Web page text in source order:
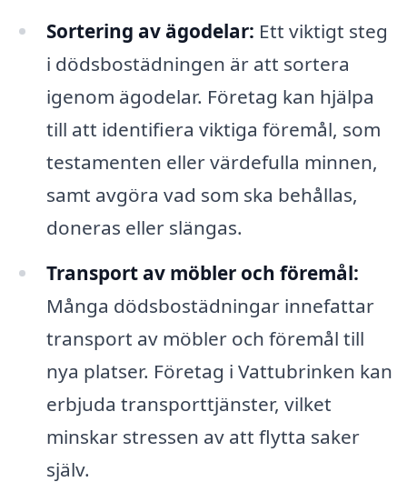
Sortering av ägodelar: Ett viktigt steg
i dödsbostädningen är att sortera
igenom ägodelar. Företag kan hjälpa
till att identifiera viktiga föremål, som
testamenten eller värdefulla minnen,
samt avgöra vad som ska behållas,
doneras eller slängas.
Transport av möbler och föremål:
Många dödsbostädningar innefattar
transport av möbler och föremål till
nya platser. Företag i Vattubrinken kan
erbjuda transporttjänster, vilket
minskar stressen av att flytta saker
själv.